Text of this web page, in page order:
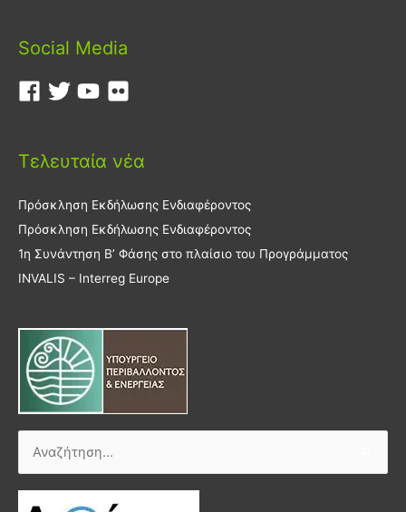
Social Media
Τελευταία νέα
Πρόσκληση Εκδήλωσης Ενδιαφέροντος
Πρόσκληση Εκδήλωσης Ενδιαφέροντος
1η Συνάντηση Β’ Φάσης στο πλαίσιο του Προγράμματος
INVALIS – Interreg Europe
Αναζήτηση